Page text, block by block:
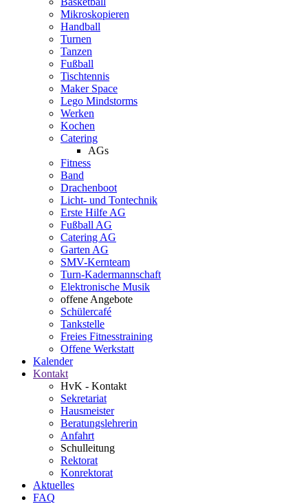
Mikroskopieren
Handball
Turnen
Tanzen
Fußball
Tischtennis
Maker Space
Lego Mindstorms
Werken
Kochen
Catering
AGs
Fitness
Band
Drachenboot
Licht- und Tontechnik
Erste Hilfe AG
Fußball AG
Catering AG
Garten AG
SMV-Kernteam
Turn-Kadermannschaft
Elektronische Musik
offene Angebote
Schülercafé
Tankstelle
Freies Fitnesstraining
Offene Werkstatt
Kalender
Kontakt
HvK - Kontakt
Sekretariat
Hausmeister
Beratungslehrerin
Anfahrt
Schulleitung
Rektorat
Konrektorat
Aktuelles
FAQ